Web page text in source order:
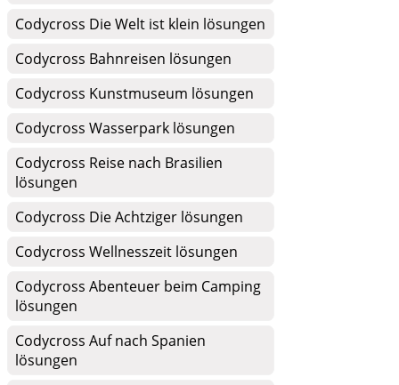
Codycross Die Welt ist klein lösungen
Codycross Bahnreisen lösungen
Codycross Kunstmuseum lösungen
Codycross Wasserpark lösungen
Codycross Reise nach Brasilien
lösungen
Codycross Die Achtziger lösungen
Codycross Wellnesszeit lösungen
Codycross Abenteuer beim Camping
lösungen
Codycross Auf nach Spanien
lösungen